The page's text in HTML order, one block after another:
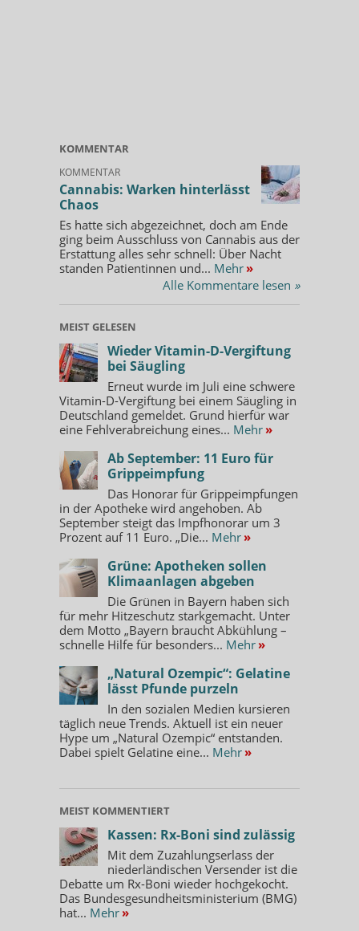
KOMMENTAR
KOMMENTAR
Cannabis: Warken hinterlässt
Chaos
Es hatte sich abgezeichnet, doch am Ende
ging beim Ausschluss von Cannabis aus der
Erstattung alles sehr schnell: Über Nacht
standen Patientinnen und... Mehr »
Alle Kommentare lesen »
MEIST GELESEN
Wieder Vitamin-D-Vergiftung
bei Säugling
Erneut wurde im Juli eine schwere
Vitamin-D-Vergiftung bei einem Säugling in
Deutschland gemeldet. Grund hierfür war
eine Fehlverabreichung eines... Mehr »
Ab September: 11 Euro für
Grippeimpfung
Das Honorar für Grippeimpfungen
in der Apotheke wird angehoben. Ab
September steigt das Impfhonorar um 3
Prozent auf 11 Euro. „Die... Mehr »
Grüne: Apotheken sollen
Klimaanlagen abgeben
Die Grünen in Bayern haben sich
für mehr Hitzeschutz starkgemacht. Unter
dem Motto „Bayern braucht Abkühlung –
schnelle Hilfe für besonders... Mehr »
„Natural Ozempic“: Gelatine
lässt Pfunde purzeln
In den sozialen Medien kursieren
täglich neue Trends. Aktuell ist ein neuer
Hype um „Natural Ozempic“ entstanden.
Dabei spielt Gelatine eine... Mehr »
MEIST KOMMENTIERT
Kassen: Rx-Boni sind zulässig
Mit dem Zuzahlungserlass der
niederländischen Versender ist die
Debatte um Rx-Boni wieder hochgekocht.
Das Bundesgesundheitsministerium (BMG)
hat... Mehr »